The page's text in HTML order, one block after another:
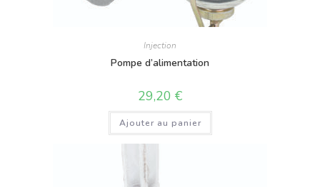
Injection
Pompe d’alimentation
29,20 €
Ajouter au panier